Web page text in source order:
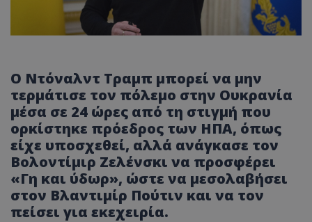
Ο Ντόναλντ Τραμπ μπορεί να μην
τερμάτισε τον πόλεμο στην Ουκρανία
μέσα σε 24 ώρες από τη στιγμή που
ορκίστηκε πρόεδρος των ΗΠΑ, όπως
είχε υποσχεθεί, αλλά ανάγκασε τον
Βολοντίμιρ Ζελένσκι να προσφέρει
«Γη και ύδωρ», ώστε να μεσολαβήσει
στον Βλαντιμίρ Πούτιν και να τον
πείσει για εκεχειρία.